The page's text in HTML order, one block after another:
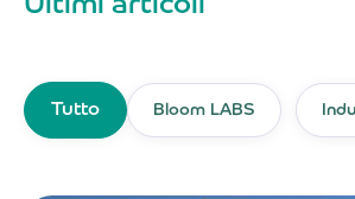
Tutto Bloom LABS